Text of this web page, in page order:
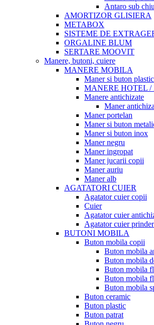
Antaro sub
AMORTIZOR GLISIERA
METABOX
SISTEME DE
ORGALINE BLUM
SERTARE MOOVIT
Manere, butoni, cuiere
MANERE MOBILA
Maner si buton plastic
MANERE HOTEL
Manere antichizate
Maner
Maner portelan
Maner si buton
Maner si buton inox
Maner negru
Maner ingropat
Maner jucarii copii
Maner auriu
Maner alb
AGATATORI CUIER
Agatator cuier copii
Cuier
Agatator cuier
Agatator cuier
BUTONI MOBILA
Buton mobila copii
Buton mobila
Buton mobila
Buton mobila
Buton mobila
Buton mobila
Buton ceramic
Buton plastic
Buton patrat